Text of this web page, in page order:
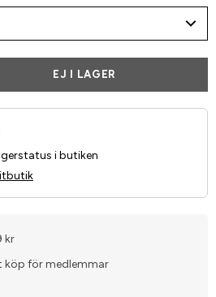
EJ I LAGER
i butiken
kr
köp för medlemmar